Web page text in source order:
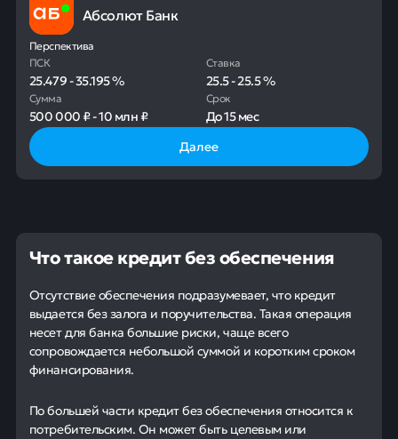
Абсолют Банк
Перспектива
ПСК
25.479-35.195%
Ставка
25.5-25.5%
Сумма
500 000 ₽-10 млн ₽
Срок
До15 мес
Далее
Что такое кредит без обеспечения
Отсутствие обеспечения подразумевает, что кредит
выдается без залога и поручительства. Такая операция
несет для банка большие риски, чаще всего
сопровождается небольшой суммой и коротким сроком
финансирования.
По большей части кредит без обеспечения относится к
потребительским. Он может быть целевым или